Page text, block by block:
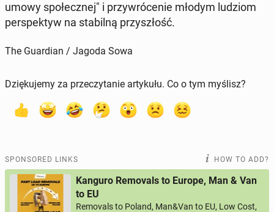
umowy społecznej" i przy­wróce­nie młodym ludziom
per­spek­tyw na sta­bil­ną przyszłość.
The Guardian / Jagoda Sowa
Dziękujemy za przeczytanie artykułu. Co o tym myślisz?
SPONSORED LINKS HOW TO ADD?
Kanguro Removals to Europe, Man & Van
to EU
Removals to Poland, Man&Van to EU, Low Cost,